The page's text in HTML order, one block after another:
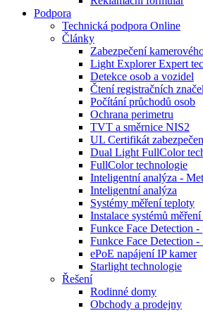
Podpora
Technická podpora Online
Články
Zabezpečení
Light Explorer Expert
Detekce osob a vozidel
Čtení registračních
Počítání průchodů osob
Ochrana perimetru
TVT a směrnice NIS2
UL Certifikát
Dual Light FullColor
FullColor technologie
Inteligentní analýza -
Inteligentní analýza
Systémy měření teploty
Instalace systémů
Funkce Face Detection -
Funkce Face Detection -
ePoE napájení IP kamer
Starlight technologie
Řešení
Rodinné domy
Obchody a prodejny